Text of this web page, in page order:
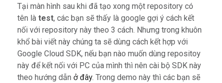
Tại màn hình sau khi đã tạo xong một repository có
tên là test, các bạn sẽ thấy là google gợi ý cách kết
nối với repository này theo 3 cách. Nhưng trong khuôn
khổ bài viết này chúng ta sẽ dùng cách kết hợp với
Google Cloud SDK, nếu bạn nào muốn dùng repositoy
này để kết nối với PC của mình thì nên cài bộ SDK này
theo hướng dẫn ở đây. Trong demo này thì các bạn sẽ